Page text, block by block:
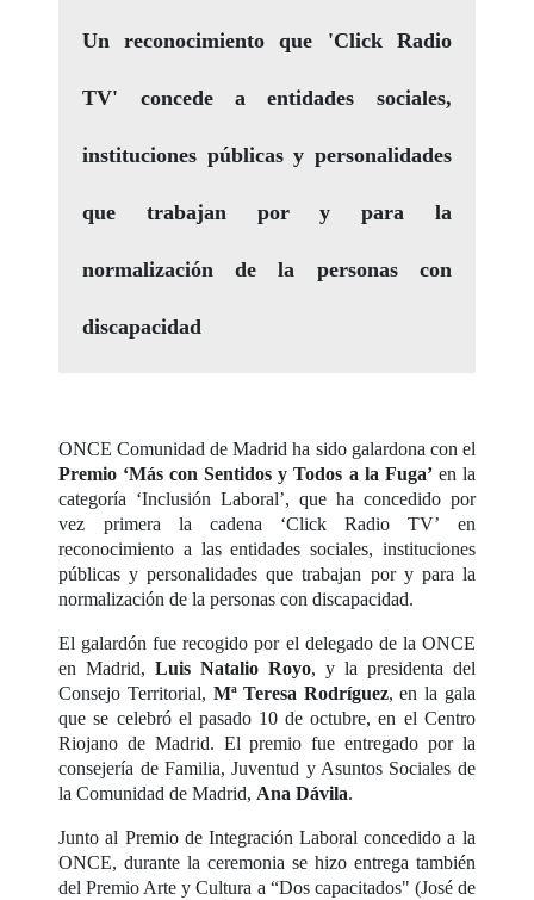
Un reconocimiento que 'Click Radio
TV' concede a entidades sociales,
instituciones públicas y personalidades
que trabajan por y para la
normalización de la personas con
discapacidad
ONCE Comunidad de Madrid ha sido galardona con el
Premio ‘Más con Sentidos y Todos a la Fuga’en la
categoría ‘Inclusión Laboral’, que ha concedido por
vez primera la cadena ‘Click Radio TV’ en
reconocimiento a las entidades sociales, instituciones
públicas y personalidades que trabajan por y para la
normalización de la personas con discapacidad.
El galardón fue recogido por el delegado de la ONCE
en Madrid,Luis Natalio Royo, y la presidenta del
Consejo Territorial, Mª Teresa Rodríguez, en la gala
que se celebró el pasado 10 de octubre, en el Centro
Riojano de Madrid. El premio fue entregado por la
consejería de Familia, Juventud y Asuntos Sociales de
la Comunidad de Madrid, Ana Dávila.
Junto al Premio de Integración Laboral concedido a la
ONCE, durante la ceremonia se hizo entrega también
del Premio Arte y Cultura a “Dos capacitados" (José de